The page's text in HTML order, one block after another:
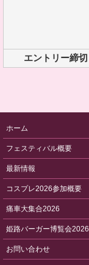
エントリー締切
ホーム
フェスティバル概要
最新情報
コスプレ2026参加概要
痛車大集合2026
姫路バーガー博覧会2026
お問い合わせ